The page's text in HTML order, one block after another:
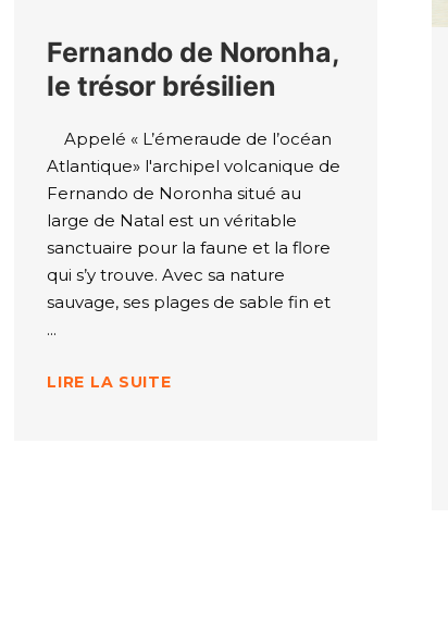
Fernando de Noronha,
le trésor brésilien
Appelé « L’émeraude de l’océan
Atlantique» l'archipel volcanique de
Fernando de Noronha situé au
large de Natal est un véritable
sanctuaire pour la faune et la flore
qui s’y trouve. Avec sa nature
sauvage, ses plages de sable fin et
LIRE LA SUITE